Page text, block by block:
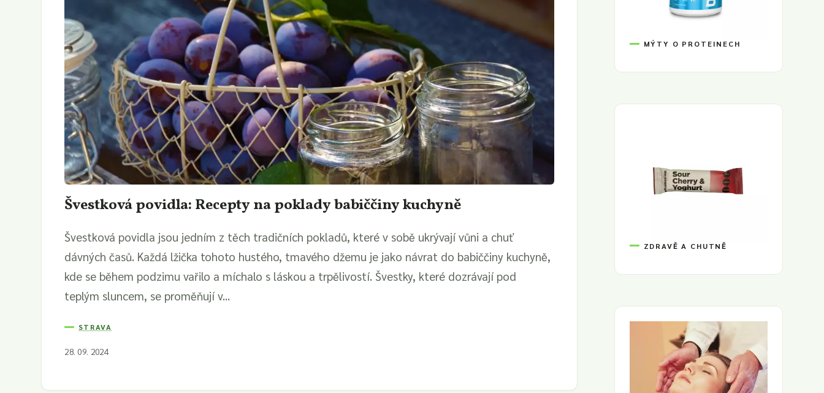
Švestková povidla: Recepty na poklady babiččiny kuchyně
Švestková povidla jsou jedním z těch tradičních pokladů, které v sobě ukrývají vůni a chuť
dávných časů. Každá lžička tohoto hustého, tmavého džemu je jako návrat do babiččiny kuchyně,
kde se během podzimu vařilo a míchalo s láskou a trpělivostí. Švestky, které dozrávají pod
teplým sluncem, se proměňují v...
STRAVA
28. 09. 2024
MÝTY O PROTEINECH
ZDRAVĚ A CHUTNĚ